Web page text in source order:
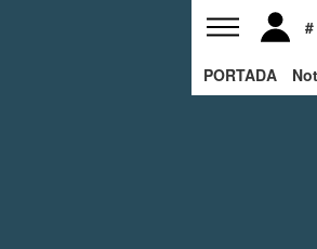
PORTADA